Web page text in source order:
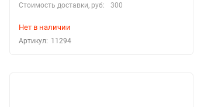
Стоимость доставки, руб: 300
Нет в наличии
Артикул: 11294